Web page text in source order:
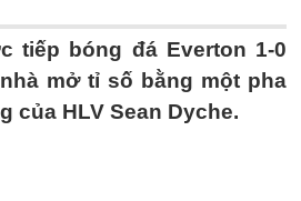
tiếp bóng đá Everton 1-0
mở tỉ số bằng một pha
của HLV Sean Dyche.